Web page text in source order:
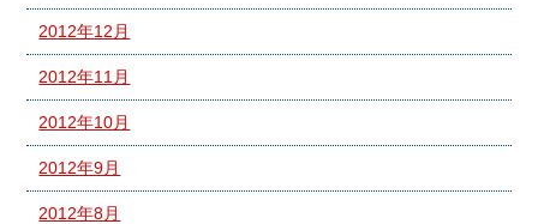
2012年12月
2012年11月
2012年10月
2012年9月
2012年8月